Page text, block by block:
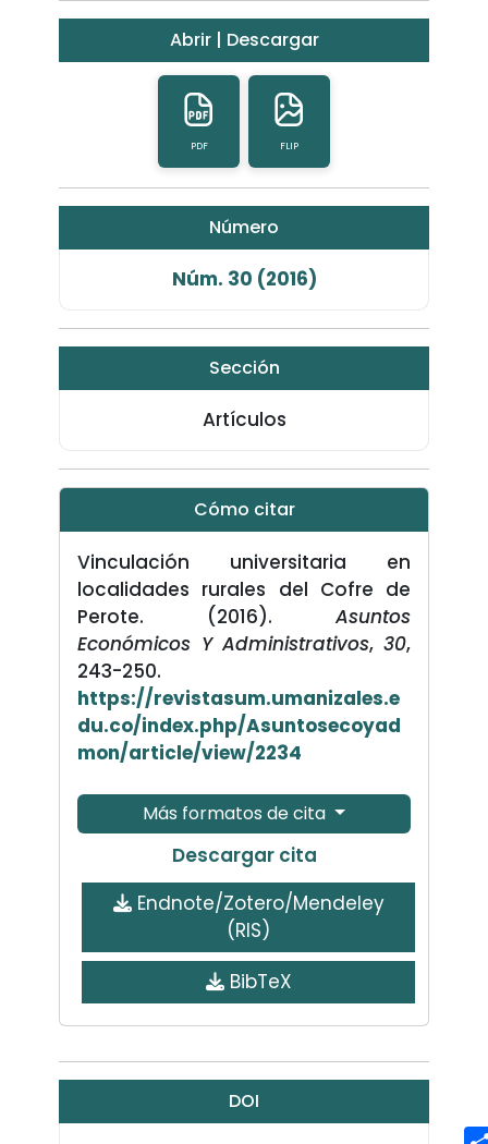
Abrir | Descargar
PDF FLIP
Número
Núm. 30 (2016)
Sección
Artículos
Cómo citar
Vinculación universitaria en
localidades rurales del Cofre de
Perote. (2016). Asuntos
Económicos Y Administrativos,30,
243-250.
https://revistasum.umanizales.e
du.co/index.php/Asuntosecoyad
mon/article/view/2234
Más formatos de cita
Descargar cita
Endnote/Zotero/Mendeley
(RIS)
BibTeX
DOI